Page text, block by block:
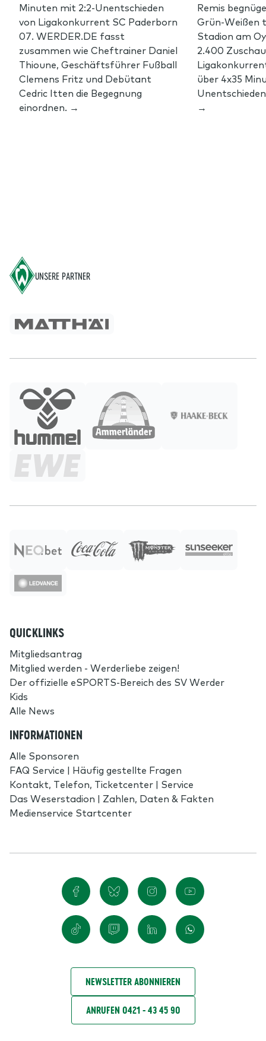
Minuten mit 2:2-Unentschieden
von Ligakonkurrent SC Paderborn
07. WERDER.DE fasst
zusammen wie Cheftrainer Daniel
Thioune, Geschäftsführer Fußball
Clemens Fritz und Debütant
Cedric Itten die Begegnung
einordnen. →
Remis
Grün-Weißen
Stadion am
2.400
über 4x35
→
UNSERE PARTNER
QUICKLINKS
Mitgliedsantrag
Mitglied werden - Werderliebe zeigen!
Der offizielle eSPORTS-Bereich des SV Werder
Kids
Alle News
INFORMATIONEN
Alle Sponsoren
FAQ Service | Häufig gestellte Fragen
Kontakt, Telefon, Ticketcenter | Service
Das Weserstadion | Zahlen, Daten & Fakten
Medienservice Startcenter
NEWSLETTER ABONNIEREN
ANRUFEN 0421 - 43 45 90